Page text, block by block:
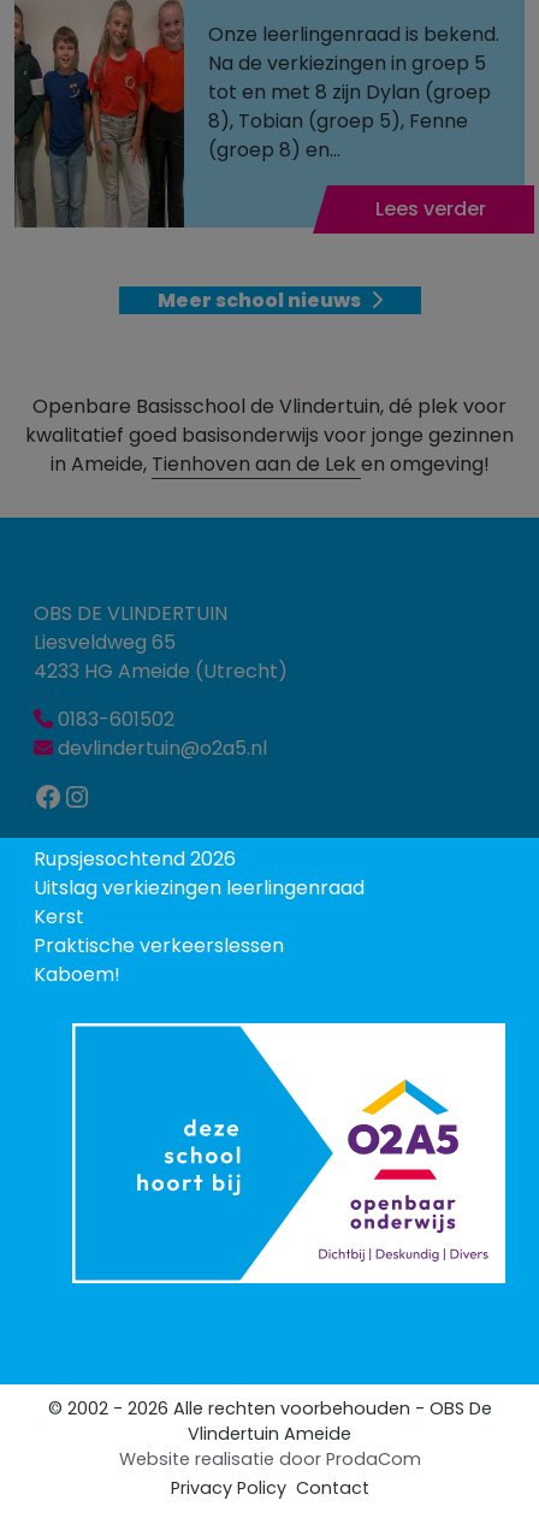
Onze leerlingenraad is bekend.
Na de verkiezingen in groep 5
tot en met 8 zijn Dylan (groep
8), Tobian (groep 5), Fenne
(groep 8) en...
Lees verder
Meer school nieuws
Openbare Basisschool de Vlindertuin, dé plek voor
kwalitatief goed basisonderwijs voor jonge gezinnen
in Ameide, Tienhoven aan de Lek en omgeving!
OBS DE VLINDERTUIN
Liesveldweg 65
4233 HG Ameide (Utrecht)
0183-601502
devlindertuin@o2a5.nl
Facebook Instagram
Rupsjesochtend 2026
Uitslag verkiezingen leerlingenraad
Kerst
Praktische verkeerslessen
Kaboem!
© 2002 - 2026 Alle rechten voorbehouden - OBS De
Vlindertuin Ameide
Website realisatie door ProdaCom
Privacy Policy Contact